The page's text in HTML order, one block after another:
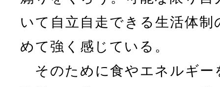
いて自立自走できる生活体
めて強く感じている。
そのために食やエネルギー